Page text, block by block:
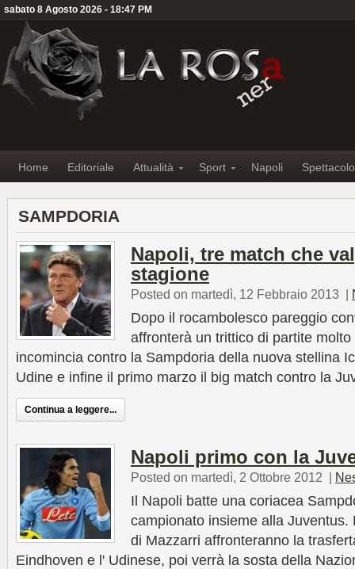
sabato 8 Agosto 2026 - 18:47 PM
Home Editoriale Attualità Sport Napoli Spettacolo
SAMPDORIA
Napoli, tre match che
stagione
Posted on martedì, 12 Febbraio 2013 |
Dopo il rocambolesco pareggio
affronterà un trittico di partite
incomincia contro la Sampdoria della nuova stellina
Udine e infine il primo marzo il big match contro la
Continua a leggere...
Napoli primo con la
Posted on martedì, 2 Ottobre 2012 |
Il Napoli batte una coriacea
campionato insieme alla
di Mazzarri affronteranno la
Eindhoven e l' Udinese, poi verrà la sosta della